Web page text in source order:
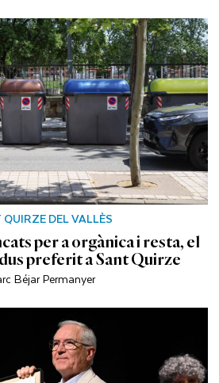
DEL VALLÈS
per a orgànica i resta, el
preferit a Sant Quirze
Béjar Permanyer